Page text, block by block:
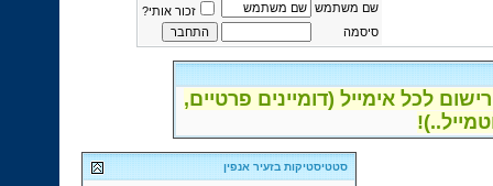
שם משתמש
זכור אותי?
סיסמה
לכל אימייל (דומיינים פרטיים,
סטטיסטיקות בזעיר אנפין